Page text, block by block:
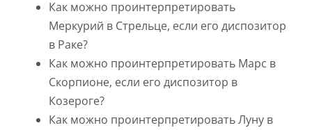
Как можно проинтерпретировать
Меркурий в Стрельце, если его диспозитор
в Раке?
Как можно проинтерпретировать Марс в
Скорпионе, если его диспозитор в
Козероге?
Как можно проинтерпретировать Луну в